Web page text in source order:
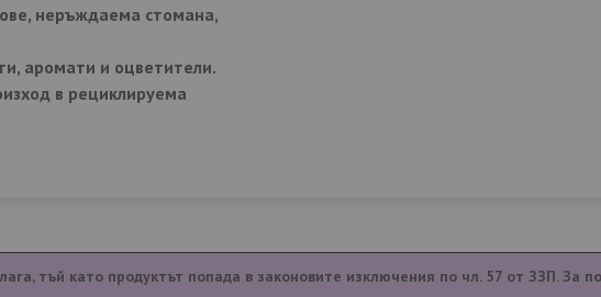
неръждаема стомана,
аромати и оцветители.
в рециклируема
тъй като продуктът попада в законовите изключения по чл. 57 от ЗЗП. За